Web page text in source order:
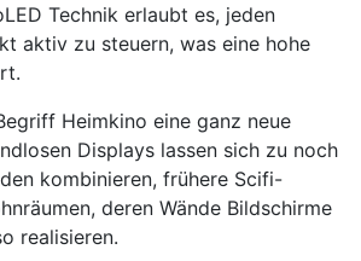
Technik erlaubt es, jeden
aktiv zu steuern, was eine hohe
Heimkino eine ganz neue
Displays lassen sich zu noch
kombinieren, frühere Scifi-
deren Wände Bildschirme
realisieren.